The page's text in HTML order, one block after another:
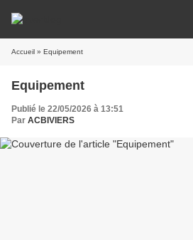
Accueil » Equipement
Equipement
Publié le 22/05/2026 à 13:51
Par ACBIVIERS